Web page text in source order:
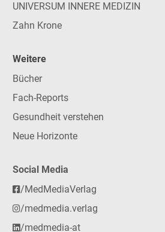
UNIVERSUM INNERE MEDIZIN
Zahn Krone
Weitere
Bücher
Fach-Reports
Gesundheit verstehen
Neue Horizonte
Social Media
/MedMediaVerlag
/medmedia.verlag
/medmedia-at